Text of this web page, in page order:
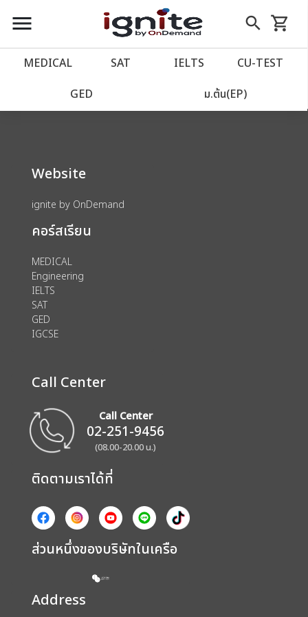
close
account_balance หน้าแรก
เว็บไซต์อิกไนท์
import_contacts วางแผนการเรียน
account_circle เข้าสู่ระบบ
assignment ลงทะเบียน
menu search
Skip
to
shopping_cart
รถเข็น
MEDICAL SAT IELTS CU‑TEST
GED ม.ต้น(EP)
We could not find anything for 80000177
Website
ignite by OnDemand
คอร์สเรียน
MEDICAL
Engineering
IELTS
SAT
GED
IGCSE
Call Center
Call Center
02-251-9456
(08.00-20.00 น.)
ติดตามเราได้ที่
ส่วนหนึ่งของบริษัทในเครือ
Address